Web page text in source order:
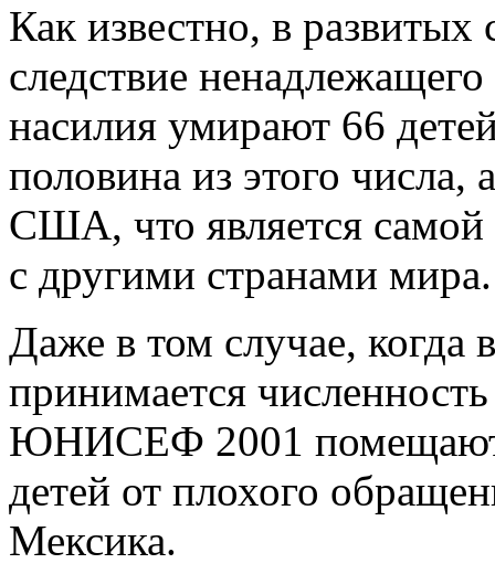
Как известно, в
следствие
насилия умирают 66
половина из этого числа,
США, что является
с другими странами мира.
Даже в том случае, когда
принимается
ЮНИСЕФ 2001
детей от плохого
Мексика.